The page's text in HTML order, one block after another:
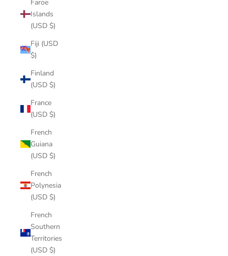
Faroe
Islands
(USD $)
Fiji (USD
$)
Finland
(USD $)
France
(USD $)
French
Guiana
(USD $)
French
Polynesia
(USD $)
French
Southern
Territories
(USD $)